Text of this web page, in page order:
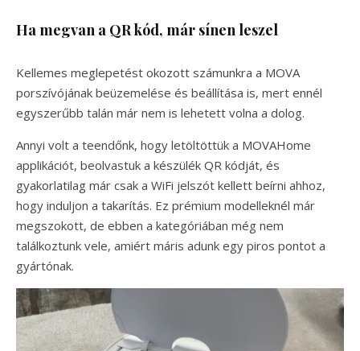
Ha megvan a QR kód, már sínen leszel
Kellemes meglepetést okozott számunkra a MOVA
porszívójának beüzemelése és beállítása is, mert ennél
egyszerűbb talán már nem is lehetett volna a dolog.
Annyi volt a teendőnk, hogy letöltöttük a MOVAHome
applikációt, beolvastuk a készülék QR kódját, és
gyakorlatilag már csak a WiFi jelszót kellett beírni ahhoz,
hogy induljon a takarítás. Ez prémium modelleknél már
megszokott, de ebben a kategóriában még nem
találkoztunk vele, amiért máris adunk egy piros pontot a
gyártónak.